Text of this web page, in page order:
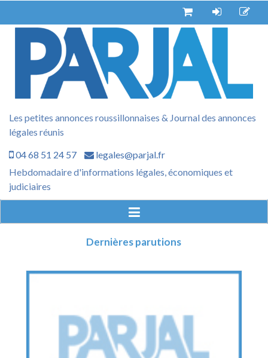
Les petites annonces roussillonnaises & Journal des annonces
légales réunis
04 68 51 24 57
legales@parjal.fr
Hebdomadaire d'informations légales, économiques et
judiciaires
Dernières parutions